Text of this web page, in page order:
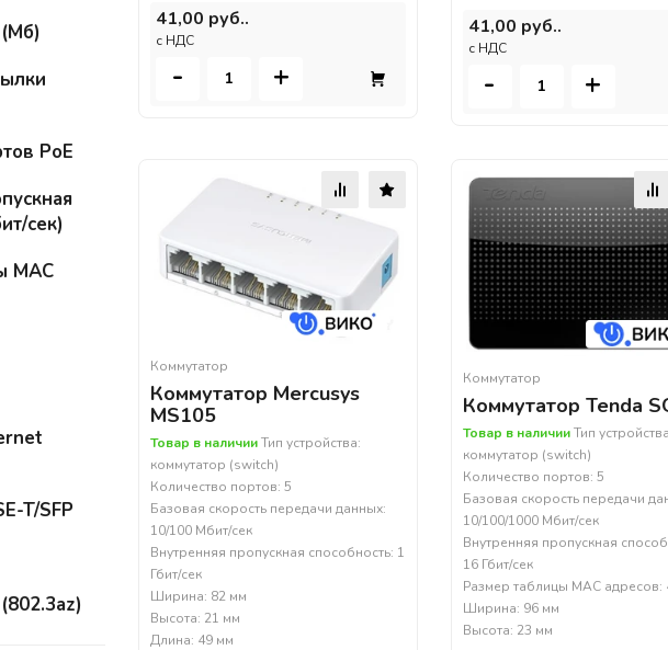
PoE
сек)
MAC
T/SFP
41,00 руб..
c НДС
- +
41,00 руб..
c НДС
- +
Коммутатор
Коммутатор Mercusys
MS105
Товар в наличииТип устройства:
коммутатор (switch)
Количество портов: 5
Базовая скорость передачи данных:
10/100 Мбит/сек
Внутренняя пропускная способность: 1
Гбит/сек
Ширина: 82 мм
Высота: 21 мм
Длина: 49 мм
Коммутатор
Коммутатор Tenda
Товар в наличииТип
коммутатор (switch)
Количество портов: 5
Базовая скорость передачи
10/100/1000 Мбит/сек
Внутренняя пропускная
16 Гбит/сек
Размер таблицы MAC адресов:
Ширина: 96 мм
Высота: 23 мм